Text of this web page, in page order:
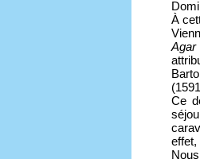
À
Agar
Ce